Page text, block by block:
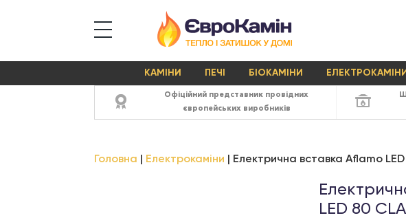
КАМІНИ ПЕЧІ БІОКАМІНИ ЕЛЕКТРОКАМІНИ
Офіційний представник провідних
європейських виробників
Головна Електрокаміни Електрична вставка Aflamo LED
LED 80